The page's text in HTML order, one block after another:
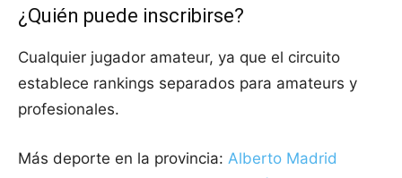
¿Quién puede inscribirse?
Cualquier jugador amateur, ya que el circuito
establece rankings separados para amateurs y
profesionales.
Más deporte en la provincia: Alberto Madrid